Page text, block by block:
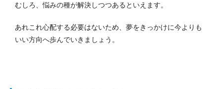
むしろ、悩みの種が解決しつつあるといえます。
あれこれ心配する必要はないため、夢をきっかけに今よりも
いい方向へ歩んでいきましょう。